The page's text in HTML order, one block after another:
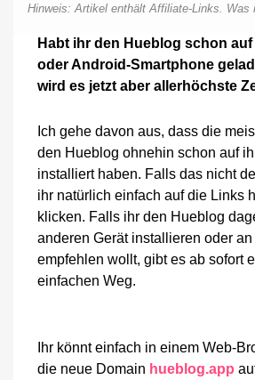
noch
laden
&
empfehlen:
Hinweis: Artikel enthält Affiliate-Links. Was
Habt ihr den Hueblog schon
oder Android-Smartphone
wird es jetzt aber allerhöchste
Ich gehe davon aus, dass die
den Hueblog ohnehin schon auf
installiert haben. Falls das nicht
ihr natürlich einfach auf die Links
klicken. Falls ihr den Hueblog
anderen Gerät installieren oder
empfehlen wollt, gibt es ab sofort
einfachen Weg.
Ihr könnt einfach in einem Web-
die neue Domain hueblog.app